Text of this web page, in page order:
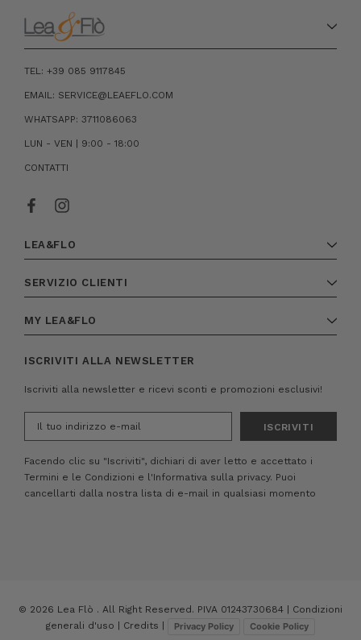
TEL: +39 085 9117845
EMAIL: SERVICE@LEAEFLO.COM
WHATSAPP: 3711086063
LUN - VEN | 9:00 - 18:00
CONTATTI
LEA&FLO
SERVIZIO CLIENTI
MY LEA&FLO
ISCRIVITI ALLA NEWSLETTER
Iscriviti alla newsletter e ricevi sconti e promozioni esclusivi!
Facendo clic su "Iscriviti", dichiari di aver letto e accettato i
Termini e le Condizioni e l'Informativa sulla privacy. Puoi
cancellarti dalla nostra lista di e-mail in qualsiasi momento
© 2026 Lea Flò . All Right Reserved. PIVA 01243730684 | Condizioni
generali d'uso
Credits Privacy Policy Cookie Policy